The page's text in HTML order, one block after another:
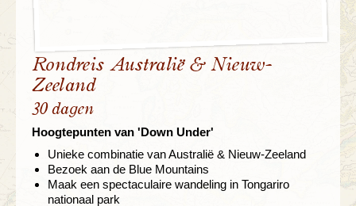
Rondreis Australië & Nieuw-
Zeeland
30 dagen
Hoogtepunten van 'Down Under'
Unieke combinatie van Australië & Nieuw-Zeeland
Bezoek aan de Blue Mountains
Maak een spectaculaire wandeling in Tongariro
nationaal park